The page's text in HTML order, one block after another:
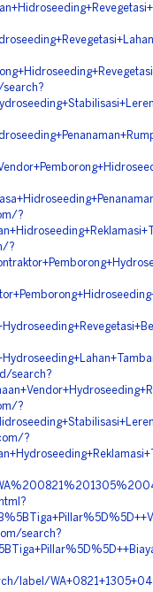
?
?
search?
?
?
search?
label/